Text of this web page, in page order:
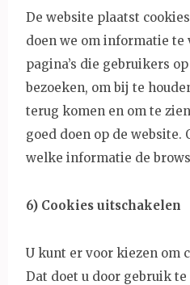
De website plaatst
doen we om informatie te
pagina’s die gebruikers
bezoeken, om bij te
terug komen en om te
goed doen op de website.
welke informatie de
6) Cookies uitschakelen
U kunt er voor kiezen om
Dat doet u door gebruik te